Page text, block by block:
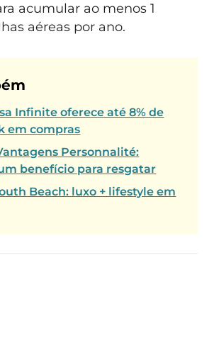
acumular ao menos 1
aéreas por ano.
Infinite oferece até 8% de
em compras
Personnalité:
benefício para resgatar
Beach: luxo + lifestyle em